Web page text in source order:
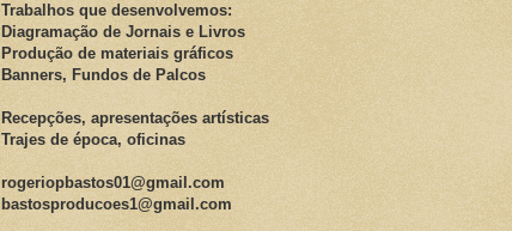
Trabalhos que desenvolvemos:
Diagramação de Jornais e Livros
Produção de materiais gráficos
Banners, Fundos de Palcos
Recepções, apresentações artísticas
Trajes de época, oficinas
rogeriopbastos01@gmail.com
bastosproducoes1@gmail.com